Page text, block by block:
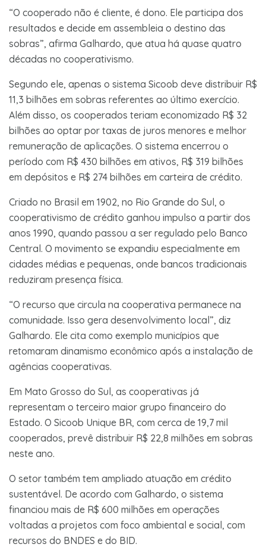
“O cooperado não é cliente, é dono. Ele participa dos
resultados e decide em assembleia o destino das
sobras”, afirma Galhardo, que atua há quase quatro
décadas no cooperativismo.
Segundo ele, apenas o sistema Sicoob deve distribuir R$
11,3 bilhões em sobras referentes ao último exercício.
Além disso, os cooperados teriam economizado R$ 32
bilhões ao optar por taxas de juros menores e melhor
remuneração de aplicações. O sistema encerrou o
período com R$ 430 bilhões em ativos, R$ 319 bilhões
em depósitos e R$ 274 bilhões em carteira de crédito.
Criado no Brasil em 1902, no Rio Grande do Sul, o
cooperativismo de crédito ganhou impulso a partir dos
anos 1990, quando passou a ser regulado pelo Banco
Central. O movimento se expandiu especialmente em
cidades médias e pequenas, onde bancos tradicionais
reduziram presença física.
“O recurso que circula na cooperativa permanece na
comunidade. Isso gera desenvolvimento local”, diz
Galhardo. Ele cita como exemplo municípios que
retomaram dinamismo econômico após a instalação de
agências cooperativas.
Em Mato Grosso do Sul, as cooperativas já
representam o terceiro maior grupo financeiro do
Estado. O Sicoob Unique BR, com cerca de 19,7 mil
cooperados, prevê distribuir R$ 22,8 milhões em sobras
neste ano.
O setor também tem ampliado atuação em crédito
sustentável. De acordo com Galhardo, o sistema
financiou mais de R$ 600 milhões em operações
voltadas a projetos com foco ambiental e social, com
recursos do BNDES e do BID.